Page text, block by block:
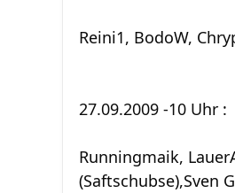
Reini1, BodoW,
27.09.2009 -10 Uhr :
Runningmaik,
(Saftschubse),Sven